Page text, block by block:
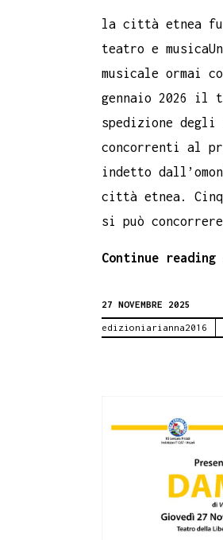
la città etnea
teatro e
musicale ormai
gennaio 2026 il
spedizione
concorrenti al
indetto
città etnea.
si può
Continue reading
27 NOVEMBRE 2025
edizioniarianna2016